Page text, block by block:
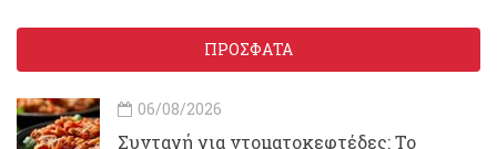
ΠΡΟΣΦΑΤΑ
06/08/2026
Συνταγή για ντοματοκεφτέδες: Το